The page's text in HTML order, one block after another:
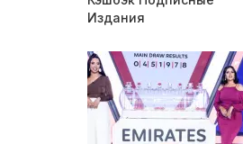
Издания